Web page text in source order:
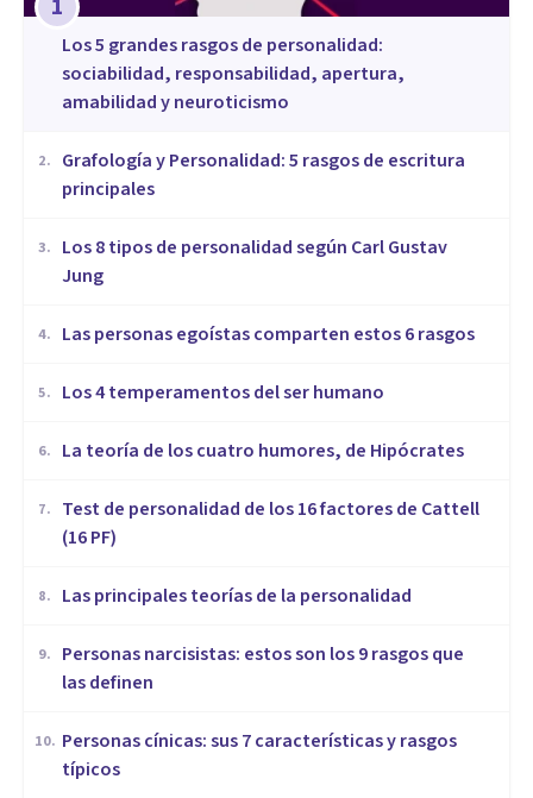
1
Los 5 grandes rasgos de personalidad:
sociabilidad, responsabilidad, apertura,
amabilidad y neuroticismo
2.
Grafología y Personalidad: 5 rasgos de escritura
principales
3.
​Los 8 tipos de personalidad según Carl Gustav
Jung
4. Las personas egoístas comparten estos 6 rasgos
5. Los 4 temperamentos del ser humano
6. ​La teoría de los cuatro humores, de Hipócrates
7.
Test de personalidad de los 16 factores de Cattell
(16 PF)
8. Las principales teorías de la personalidad
9.
Personas narcisistas: estos son los 9 rasgos que
las definen
10. Personas cínicas: sus 7 características y rasgos
típicos